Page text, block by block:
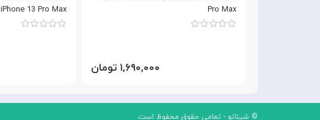
iPhone 13 Pro Max
Pro Max
۱,۶۹۰,۰۰۰ تومان
© شیناتو - تمامی حقوق محفوظ است.